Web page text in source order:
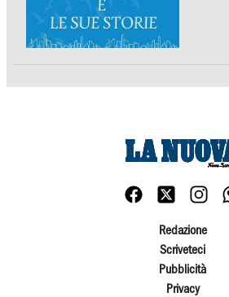
Redazione
Scriveteci
Pubblicità
Privacy